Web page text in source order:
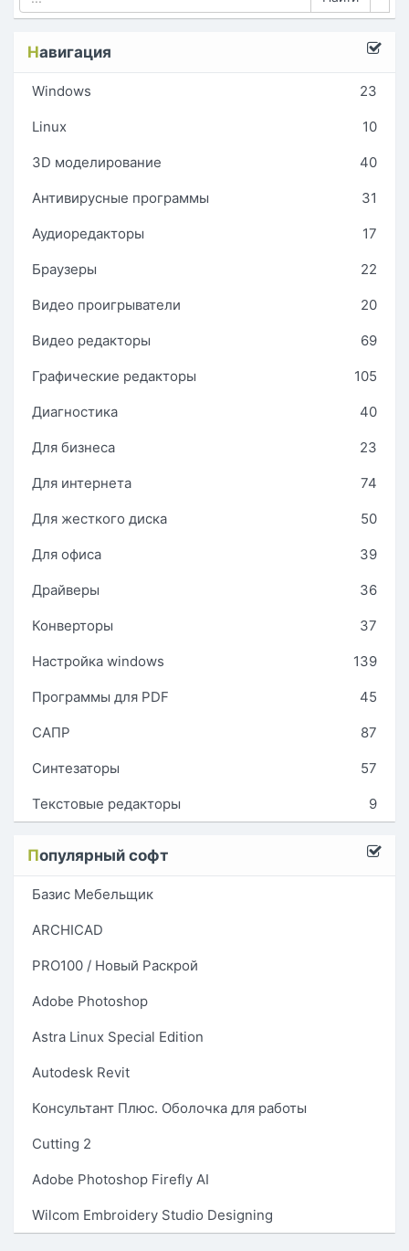
Навигация
Windows 23
Linux 10
3D моделирование 40
Антивирусные программы 31
Аудиоредакторы 17
Браузеры 22
Видео проигрыватели 20
Видео редакторы 69
Графические редакторы 105
Диагностика 40
Для бизнеса 23
Для интернета 74
Для жесткого диска 50
Для офиса 39
Драйверы 36
Конверторы 37
Настройка windows 139
Программы для PDF 45
САПР 87
Синтезаторы 57
Текстовые редакторы 9
Популярный софт
Базис Мебельщик
ARCHICAD
PRO100 / Новый Раскрой
Adobe Photoshop
Astra Linux Special Edition
Autodesk Revit
Консультант Плюс. Оболочка для работы
Cutting 2
Adobe Photoshop Firefly AI
Wilcom Embroidery Studio Designing